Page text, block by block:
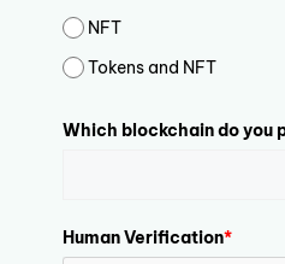
NFT
Tokens and NFT
Which blockchain do you
Human Verification*